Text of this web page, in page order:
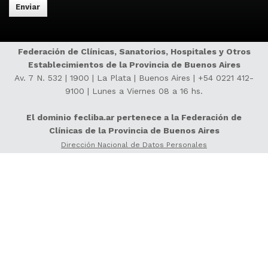
Federación de Clínicas, Sanatorios, Hospitales y Otros
Establecimientos de la Provincia de Buenos Aires
Av. 7 N. 532 | 1900 | La Plata | Buenos Aires | +54 0221 412-
9100 | Lunes a Viernes 08 a 16 hs.
El dominio fecliba.ar pertenece a la Federación de
Clínicas de la Provincia de Buenos Aires
Dirección Nacional de Datos Personales